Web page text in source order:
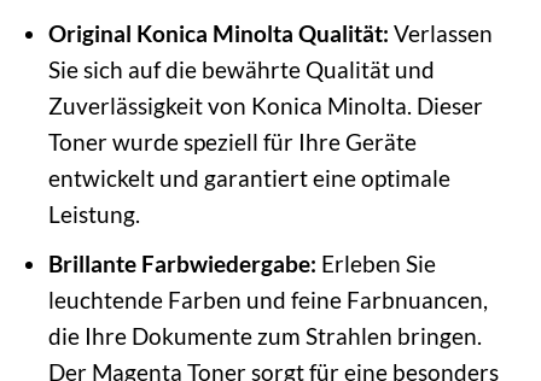
Original Konica Minolta Qualität: Verlassen
Sie sich auf die bewährte Qualität und
Zuverlässigkeit von Konica Minolta. Dieser
Toner wurde speziell für Ihre Geräte
entwickelt und garantiert eine optimale
Leistung.
Brillante Farbwiedergabe: Erleben Sie
leuchtende Farben und feine Farbnuancen,
die Ihre Dokumente zum Strahlen bringen.
Der Magenta Toner sorgt für eine besonders